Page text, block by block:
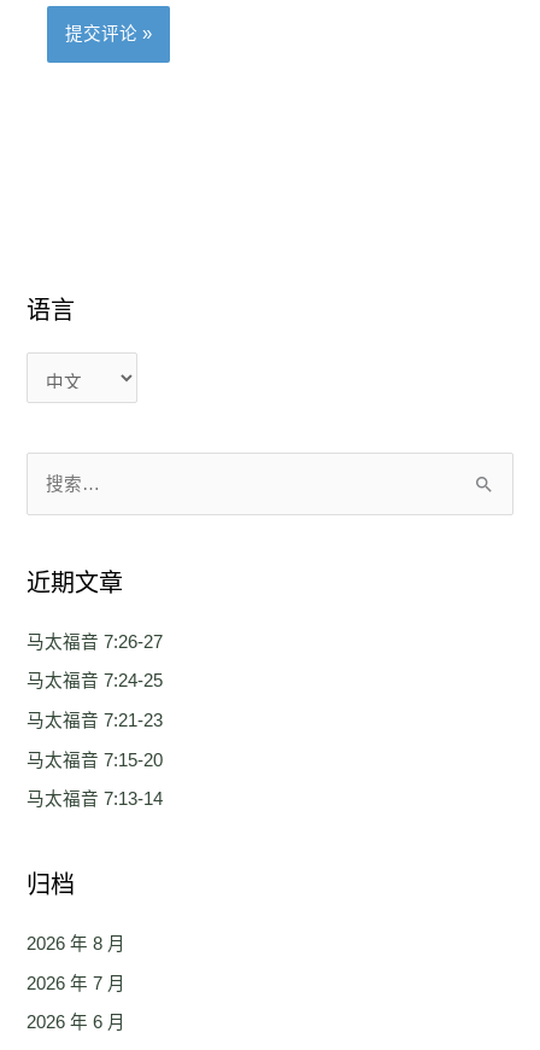
语言
语
近期文章
马太福音 7:26-27
马太福音 7:24-25
马太福音 7:21-23
马太福音 7:15-20
马太福音 7:13-14
归档
2026 年 8 月
2026 年 7 月
2026 年 6 月
语